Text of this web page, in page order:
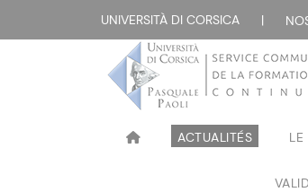
UNIVERSITÀ DI CORSICA |
ACTUALITÉS LE